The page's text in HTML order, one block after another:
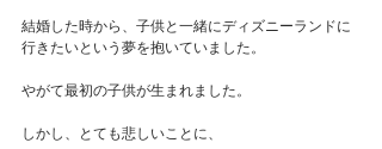
結婚した時から、子供と一緒にディズニーランドに
行きたいという夢を抱いていました。
やがて最初の子供が生まれました。
しかし、とても悲しいことに、